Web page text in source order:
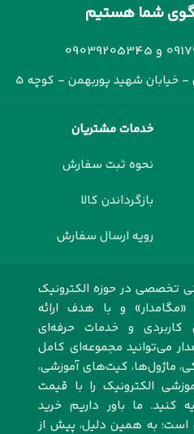
شما هستیم
و 09039205345
خیابان شهید پوربهمن - کوچه 5
خدمات مشتریان
نحوه ثبت سفارش
بازگرداندن کالا
رویه ارسال سفارش
تخصصی در حوزه الکترونیک
و با هدف ارائه
و خدمات حرفه‌ای
می‌توانید مجموعه‌ای کامل
ماژول‌ها، کیت‌های آموزشی،
الکترونیک را با قیمت
ما باور داریم خرید
است؛ به همین دلیل، پیش از